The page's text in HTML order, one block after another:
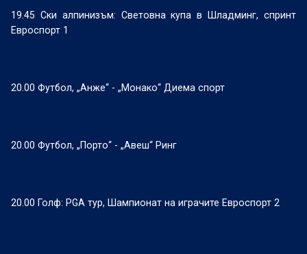
19.45 Ски алпинизъм: Световна купа в Шладминг, спринт
Евроспорт 1
20.00 Футбол, „Анже“ - „Монако“ Диема спорт
20.00 Футбол, „Порто“ - „Авеш“ Ринг
20.00 Голф: PGA тур, Шампионат на играчите Евроспорт 2